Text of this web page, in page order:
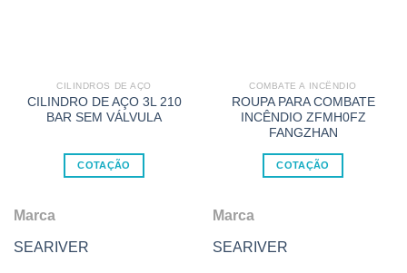
CILINDROS DE AÇO
CILINDRO DE AÇO 3L 210
BAR SEM VÁLVULA
COTAÇÃO
Marca
SEARIVER
COMBATE A INCÊNDIO
ROUPA PARA COMBATE
INCÊNDIO ZFMH0FZ
FANGZHAN
COTAÇÃO
Marca
SEARIVER